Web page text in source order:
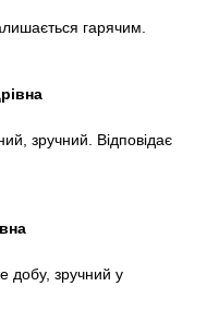
гарячим.
зручний. Відповідає
добу, зручний у